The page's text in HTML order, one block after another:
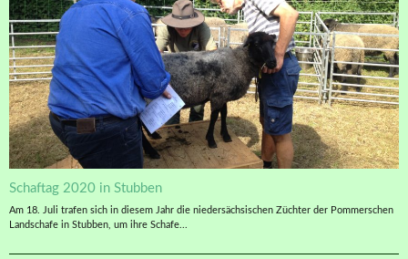
Schaftag 2020 in Stubben
Am 18. Juli trafen sich in diesem Jahr die niedersächsischen Züchter der Pommerschen
Landschafe in Stubben, um ihre Schafe...